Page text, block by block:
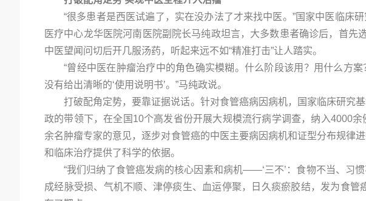
“很多患者是西医试遍了，实在没办法了才来找中医。”国家中医临床
医疗中心龙华医院河南医院副院长马纯政坦言，大多数患者确诊后，首先
中医望闻问切后开几服汤药，听起来远不如“精准打击”让人踏实。
“曾经中医在肿瘤治疗中的角色确实模糊。什么阶段该用？用什么方
没有给出清晰的‘使用说明书’。”马纯政说。
打破配角定势，要靠证据说话。针对食管癌病因病机，国家临床研究
政的带领下，在全国10个高发省份开展大规模流行病学调查，纳入4000
余名肿瘤专家的意见，逐步对食管癌的中医主要病因病机和证型分布规律
和临床治疗提供了科学的依据。
“我们归纳了食管癌发病的核心因素和病机——‘三不’：食物不当、习
成经脉受损、气机不顺、津停痰生、血运停聚，日久痰瘀胶结，发为食管